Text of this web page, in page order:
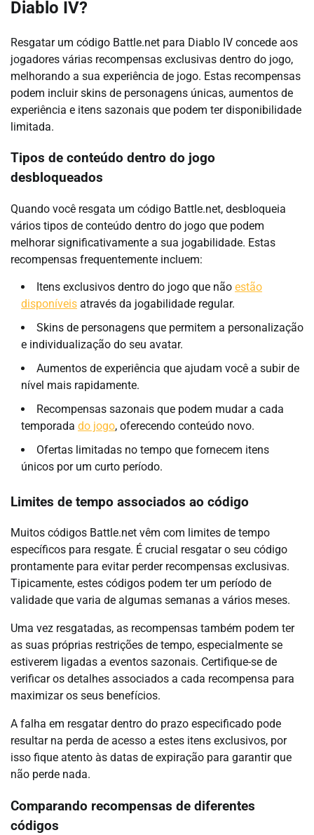
Diablo IV?
Resgatar um código Battle.net para Diablo IV concede aos
jogadores várias recompensas exclusivas dentro do jogo,
melhorando a sua experiência de jogo. Estas recompensas
podem incluir skins de personagens únicas, aumentos de
experiência e itens sazonais que podem ter disponibilidade
limitada.
Tipos de conteúdo dentro do jogo
desbloqueados
Quando você resgata um código Battle.net, desbloqueia
vários tipos de conteúdo dentro do jogo que podem
melhorar significativamente a sua jogabilidade. Estas
recompensas frequentemente incluem:
Itens exclusivos dentro do jogo que não estão
disponíveis através da jogabilidade regular.
Skins de personagens que permitem a personalização
e individualização do seu avatar.
Aumentos de experiência que ajudam você a subir de
nível mais rapidamente.
Recompensas sazonais que podem mudar a cada
temporada do jogo, oferecendo conteúdo novo.
Ofertas limitadas no tempo que fornecem itens
únicos por um curto período.
Limites de tempo associados ao código
Muitos códigos Battle.net vêm com limites de tempo
específicos para resgate. É crucial resgatar o seu código
prontamente para evitar perder recompensas exclusivas.
Tipicamente, estes códigos podem ter um período de
validade que varia de algumas semanas a vários meses.
Uma vez resgatadas, as recompensas também podem ter
as suas próprias restrições de tempo, especialmente se
estiverem ligadas a eventos sazonais. Certifique-se de
verificar os detalhes associados a cada recompensa para
maximizar os seus benefícios.
A falha em resgatar dentro do prazo especificado pode
resultar na perda de acesso a estes itens exclusivos, por
isso fique atento às datas de expiração para garantir que
não perde nada.
Comparando recompensas de diferentes
códigos